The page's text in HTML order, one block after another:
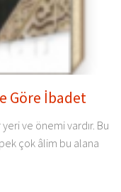
Göre İbadet
yeri ve önemi vardır. Bu
çok âlim bu alana